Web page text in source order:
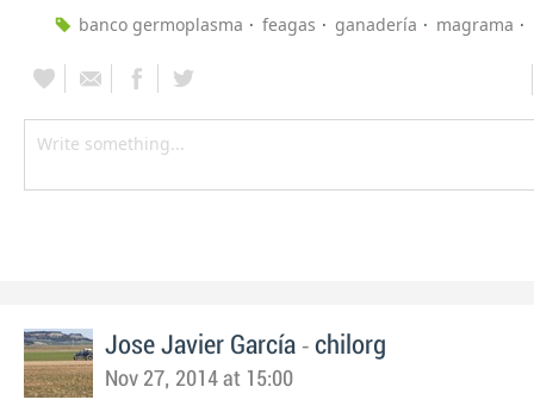
banco germoplasma
feagas ganadería magrama
Jose Javier García - chilorg
Nov 27, 2014 at 15:00